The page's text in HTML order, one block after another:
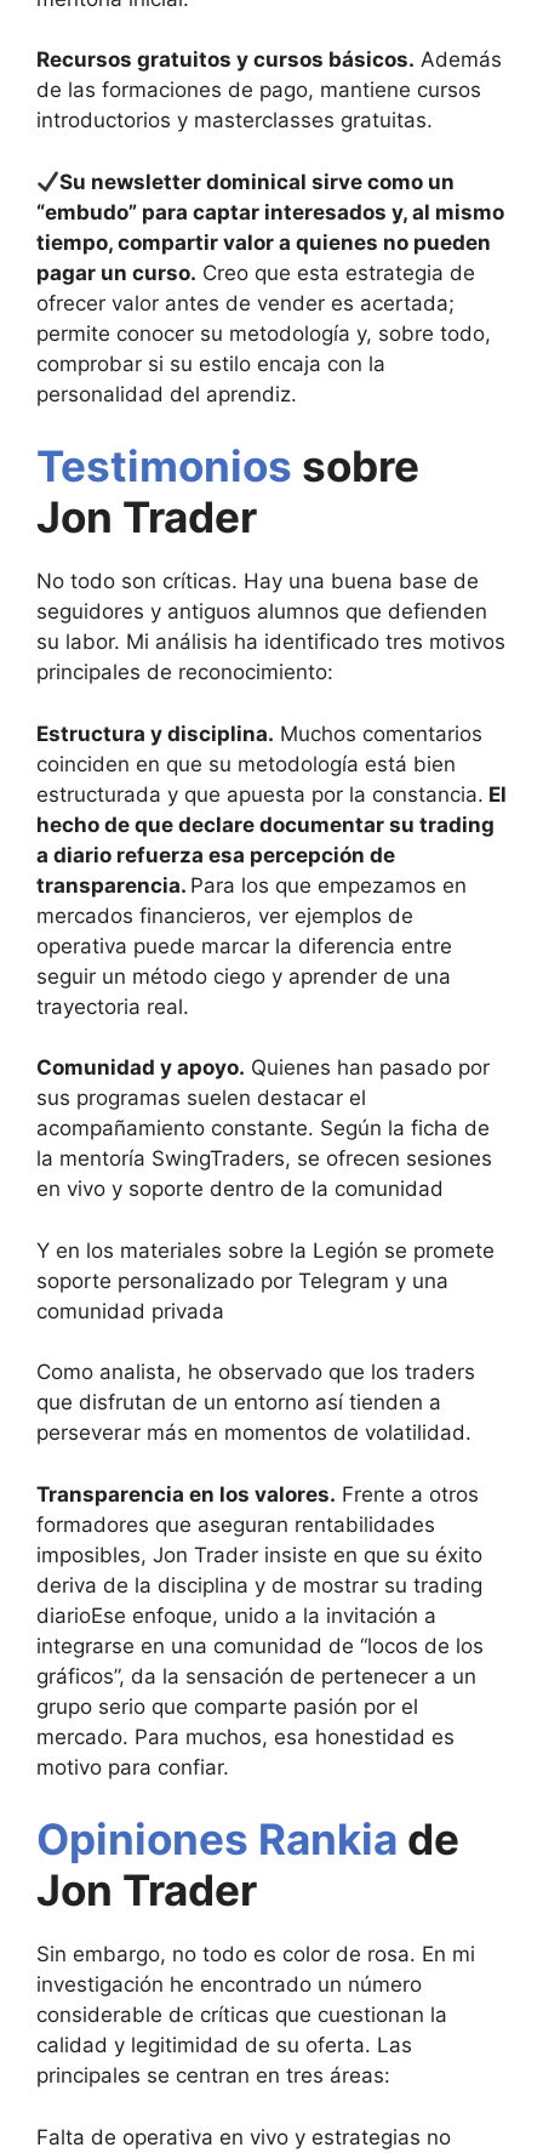
Recursos gratuitos y cursos básicos. Además
de las formaciones de pago, mantiene cursos
introductorios y masterclasses gratuitas.
Su newsletter dominical sirve como un
“embudo” para captar interesados y, al mismo
tiempo, compartir valor a quienes no pueden
pagar un curso. Creo que esta estrategia de
ofrecer valor antes de vender es acertada;
permite conocer su metodología y, sobre todo,
comprobar si su estilo encaja con la
personalidad del aprendiz.
Testimonios sobre
Jon Trader
No todo son críticas. Hay una buena base de
seguidores y antiguos alumnos que defienden
su labor. Mi análisis ha identificado tres motivos
principales de reconocimiento:
Estructura y disciplina. Muchos comentarios
coinciden en que su metodología está bien
estructurada y que apuesta por la constancia. El
hecho de que declare documentar su trading
a diario refuerza esa percepción de
transparencia. Para los que empezamos en
mercados financieros, ver ejemplos de
operativa puede marcar la diferencia entre
seguir un método ciego y aprender de una
trayectoria real.
Comunidad y apoyo. Quienes han pasado por
sus programas suelen destacar el
acompañamiento constante. Según la ficha de
la mentoría SwingTraders, se ofrecen sesiones
en vivo y soporte dentro de la comunidad
Y en los materiales sobre la Legión se promete
soporte personalizado por Telegram y una
comunidad privada
Como analista, he observado que los traders
que disfrutan de un entorno así tienden a
perseverar más en momentos de volatilidad.
Transparencia en los valores. Frente a otros
formadores que aseguran rentabilidades
imposibles, Jon Trader insiste en que su éxito
deriva de la disciplina y de mostrar su trading
diarioEse enfoque, unido a la invitación a
integrarse en una comunidad de “locos de los
gráficos”, da la sensación de pertenecer a un
grupo serio que comparte pasión por el
mercado. Para muchos, esa honestidad es
motivo para confiar.
Opiniones Rankia de
Jon Trader
Sin embargo, no todo es color de rosa. En mi
investigación he encontrado un número
considerable de críticas que cuestionan la
calidad y legitimidad de su oferta. Las
principales se centran en tres áreas:
Falta de operativa en vivo y estrategias no